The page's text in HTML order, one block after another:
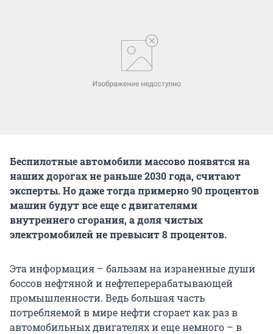
Беспилотные автомобили массово появятся на
наших дорогах не раньше 2030 года, считают
эксперты. Но даже тогда примерно 90 процентов
машин будут все еще с двигателями
внутреннего сгорания, а доля чистых
электромобилей не превысит 8 процентов.
Эта информация – бальзам на израненные души
боссов нефтяной и нефтеперерабатывающей
промышленности. Ведь большая часть
потребляемой в мире нефти сгорает как раз в
автомобильных двигателях и еще немного – в